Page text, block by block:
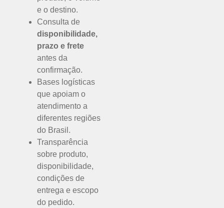
e o destino.
Consulta de
disponibilidade,
prazo e frete
antes da
confirmação.
Bases logísticas
que apoiam o
atendimento a
diferentes regiões
do Brasil.
Transparência
sobre produto,
disponibilidade,
condições de
entrega e escopo
do pedido.